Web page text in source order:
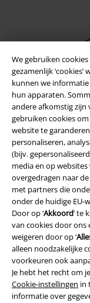
We gebruiken
gezamenlijk
kunnen we
hun apparaten.
andere afkomstig zijn
gebruiken cookies
website te
personaliseren,
(bijv.
media en op
overgedragen naar
met partners die
onder de huidige EU-
Door op ‘Akkoord’ te
van cookies door ons
weigeren door op ‘
alleen noodzakelijke
voorkeuren ook
Je hebt het recht om
Cookie-instellingen in
informatie over
Legal
Algemene
Bedrijfsgegevens
Privacyverklaring
Verklaring van